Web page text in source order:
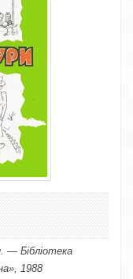
— Бібліотека
1988